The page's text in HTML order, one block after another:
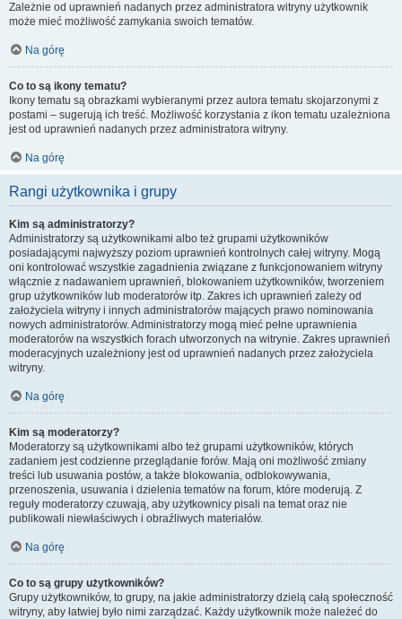
Zależnie od uprawnień nadanych przez administratora witryny użytkownik
może mieć możliwość zamykania swoich tematów.
Na górę
Co to są ikony tematu?
Ikony tematu są obrazkami wybieranymi przez autora tematu skojarzonymi z
postami – sugerują ich treść. Możliwość korzystania z ikon tematu uzależniona
jest od uprawnień nadanych przez administratora witryny.
Na górę
Rangi użytkownika i grupy
Kim są administratorzy?
Administratorzy są użytkownikami albo też grupami użytkowników
posiadającymi najwyższy poziom uprawnień kontrolnych całej witryny. Mogą
oni kontrolować wszystkie zagadnienia związane z funkcjonowaniem witryny
włącznie z nadawaniem uprawnień, blokowaniem użytkowników, tworzeniem
grup użytkowników lub moderatorów itp. Zakres ich uprawnień zależy od
założyciela witryny i innych administratorów mających prawo nominowania
nowych administratorów. Administratorzy mogą mieć pełne uprawnienia
moderatorów na wszystkich forach utworzonych na witrynie. Zakres uprawnień
moderacyjnych uzależniony jest od uprawnień nadanych przez założyciela
witryny.
Na górę
Kim są moderatorzy?
Moderatorzy są użytkownikami albo też grupami użytkowników, których
zadaniem jest codzienne przeglądanie forów. Mają oni możliwość zmiany
treści lub usuwania postów, a także blokowania, odblokowywania,
przenoszenia, usuwania i dzielenia tematów na forum, które moderują. Z
reguły moderatorzy czuwają, aby użytkownicy pisali na temat oraz nie
publikowali niewłaściwych i obraźliwych materiałów.
Na górę
Co to są grupy użytkowników?
Grupy użytkowników, to grupy, na jakie administratorzy dzielą całą społeczność
witryny, aby łatwiej było nimi zarządzać. Każdy użytkownik może należeć do